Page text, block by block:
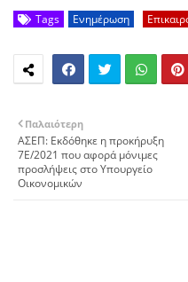
Tags Ενημέρωση
Παλαιότερη
ΑΣΕΠ: Εκδόθηκε η προκήρυξη
7Ε/2021 που αφορά μόνιμες
προσλήψεις στο Υπουργείο
Οικονομικών